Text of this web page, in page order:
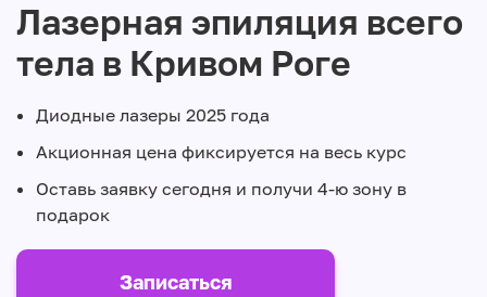
Лазерная эпиляция всего
тела в Кривом Роге
Диодные лазеры 2025 года
Акционная цена фиксируется на весь курс
Оставь заявку сегодня и получи 4-ю зону в
подарок
Записаться